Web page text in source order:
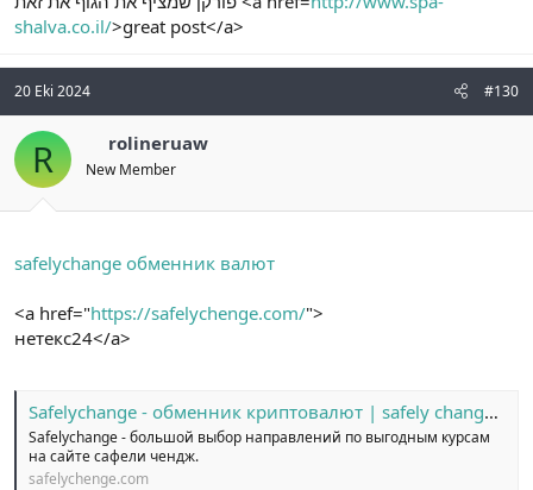
shalva.co.il/>great post</a>
20 Eki 2024 #130
R rolineruaw
New Member
safelychange обменник валют
<a href="https://safelychenge.com/">
нетекс24</a>
Safelychange - обменник криптовалют | safely change быстро и надёжно
Safelychange - большой выбор направлений по выгодным курсам
на сайте сафели чендж.
safelychenge.com